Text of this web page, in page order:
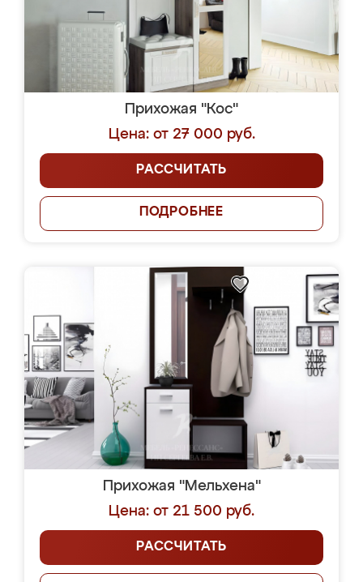
Прихожая "Кос"
Цена: от 27 000 руб.
РАССЧИТАТЬ
ПОДРОБНЕЕ
Прихожая "Мельхена"
Цена: от 21 500 руб.
РАССЧИТАТЬ